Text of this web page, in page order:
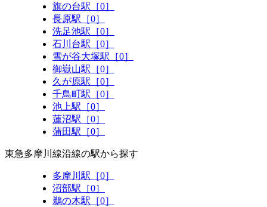
旗の台駅［0］
長原駅［0］
洗足池駅［0］
石川台駅［0］
雪が谷大塚駅［0］
御嶽山駅［0］
久が原駅［0］
千鳥町駅［0］
池上駅［0］
蓮沼駅［0］
蒲田駅［0］
東急多摩川線沿線の駅から探す
多摩川駅［0］
沼部駅［0］
鵜の木駅［0］